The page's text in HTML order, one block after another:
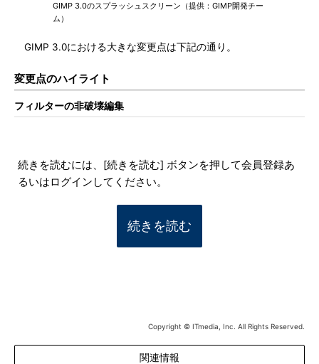
GIMP 3.0のスプラッシュスクリーン（提供：GIMP開発チー
ム）
GIMP 3.0における大きな変更点は下記の通り。
変更点のハイライト
フィルターの非破壊編集
続きを読むには、[続きを読む] ボタンを押して会員登録あ
るいはログインしてください。
続きを読む
Copyright © ITmedia, Inc. All Rights Reserved.
関連情報